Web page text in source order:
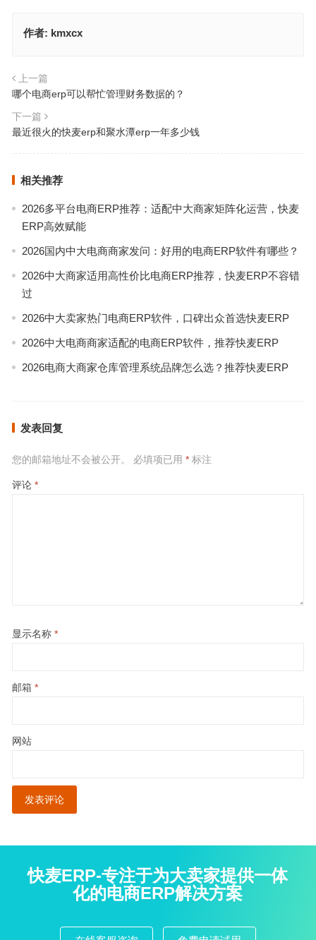
作者: kmxcx
上一篇
哪个电商erp可以帮忙管理财务数据的？
下一篇
最近很火的快麦erp和聚水潭erp一年多少钱
相关推荐
2026多平台电商ERP推荐：适配中大商家矩阵化运营，快麦
ERP高效赋能
2026国内中大电商商家发问：好用的电商ERP软件有哪些？
2026中大商家适用高性价比电商ERP推荐，快麦ERP不容错
过
2026中大卖家热门电商ERP软件，口碑出众首选快麦ERP
2026中大电商商家适配的电商ERP软件，推荐快麦ERP
2026电商大商家仓库管理系统品牌怎么选？推荐快麦ERP
发表回复
您的邮箱地址不会被公开。 必填项已用 *标注
评论 *
显示名称 *
邮箱 *
网站
快麦ERP-专注于为大卖家提供一体
化的电商ERP解决方案